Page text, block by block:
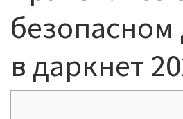
безопасном
в даркнет